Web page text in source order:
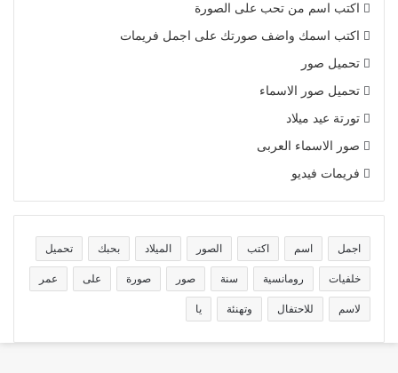
اكتب اسم من تحب على الصورة
اكتب اسمك واضف صورتك على اجمل فريمات
تحميل صور
تحميل صور الاسماء
تورتة عيد ميلاد
صور الاسماء العربى
فريمات فيديو
اجمل اسم اكتب الصور الميلاد بحبك تحميل
خلفيات رومانسية سنة صور صورة على عمر
لاسم للاحتفال وتهنئة يا